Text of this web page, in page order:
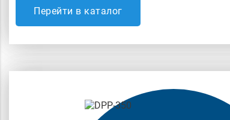
Перейти в каталог